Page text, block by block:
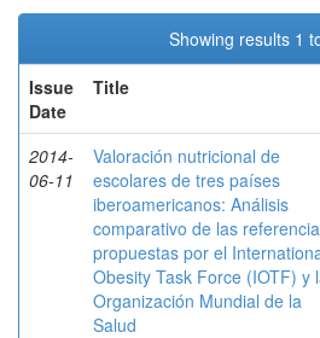
Showing results 1
Issue
Date
Title
2014-
06-11
Valoración nutricional de
escolares de tres países
iberoamericanos: Análisis
comparativo de las
propuestas por el
Obesity Task Force (IOTF) y
Organización Mundial de la
Salud